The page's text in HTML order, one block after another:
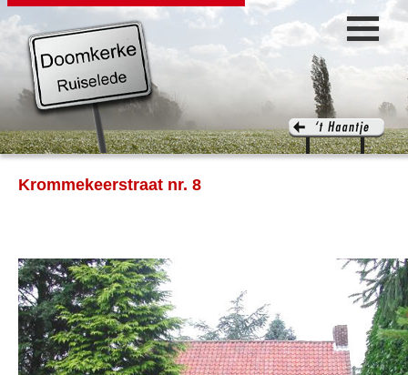
Krommekeerstraat nr. 8